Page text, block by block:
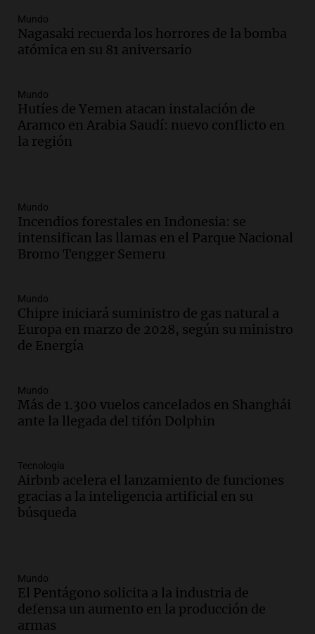
Mundo
Nagasaki recuerda los horrores de la bomba
atómica en su 81 aniversario
Mundo
Hutíes de Yemen atacan instalación de
Aramco en Arabia Saudí: nuevo conflicto en
la región
Mundo
Incendios forestales en Indonesia: se
intensifican las llamas en el Parque Nacional
Bromo Tengger Semeru
Mundo
Chipre iniciará suministro de gas natural a
Europa en marzo de 2028, según su ministro
de Energía
Mundo
Más de 1.300 vuelos cancelados en Shanghái
ante la llegada del tifón Dolphin
Tecnología
Airbnb acelera el lanzamiento de funciones
gracias a la inteligencia artificial en su
búsqueda
Mundo
El Pentágono solicita a la industria de
defensa un aumento en la producción de
armas